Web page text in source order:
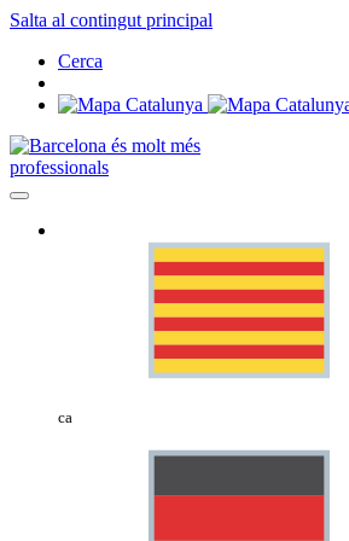
Salta al contingut principal
Cerca
professionals
ca